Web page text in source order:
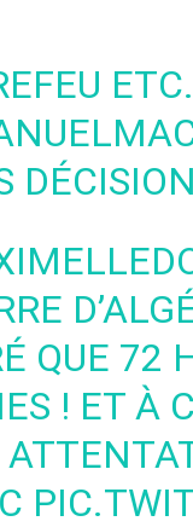
QUE 72
! ET À